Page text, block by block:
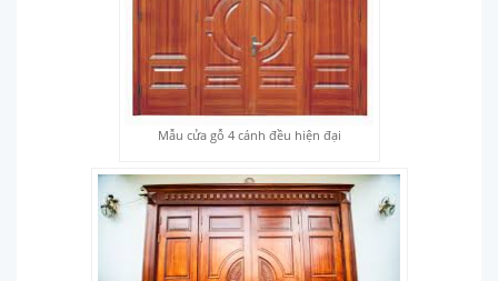
Mẫu cửa gỗ 4 cánh đều hiện đại